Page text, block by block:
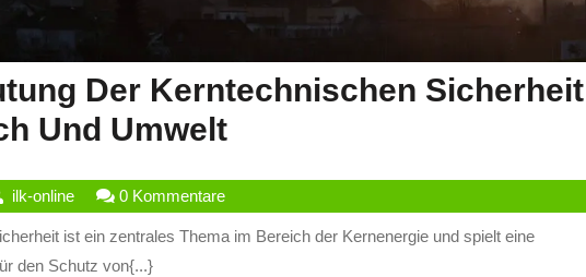
Der Kerntechnischen Sicherheit
Und UmweltDie
Der
Kerntechnischen
ilk-onlineilk-
online
0 Kommentare
den Schutz von{...}